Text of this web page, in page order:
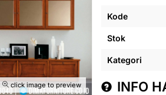
click image to preview
Kode
Stok
Kategori
INFO